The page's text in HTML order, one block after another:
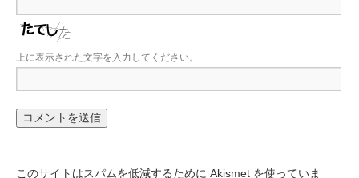
上に表示された文字を入力してください。
このサイトはスパムを低減するために Akismet を使っていま